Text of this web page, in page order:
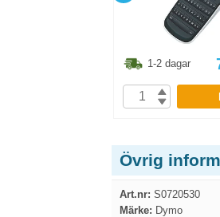
1-2 dagar
Övrig
Art.nr: S0720530
Märke: Dymo